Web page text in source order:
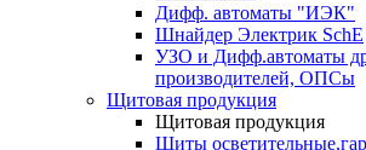
Дифф. автоматы "ИЭК"
Шнайдер Электрик SchE
УЗО и Дифф.автоматы
производителей, ОПСы
Щитовая продукция
Щитовая продукция
Щиты